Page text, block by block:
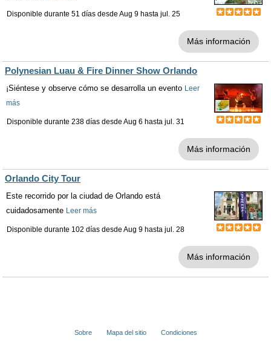
Disponible durante 51 días desde Aug 9 hasta jul. 25
Más información
Polynesian Luau & Fire Dinner Show Orlando
¡Siéntese y observe cómo se desarrolla un evento Leer
más
Disponible durante 238 días desde Aug 6 hasta jul. 31
Más información
Orlando City Tour
Este recorrido por la ciudad de Orlando está
cuidadosamente Leer más
Disponible durante 102 días desde Aug 9 hasta jul. 28
Más información
Sobre Mapa del sitio Condiciones